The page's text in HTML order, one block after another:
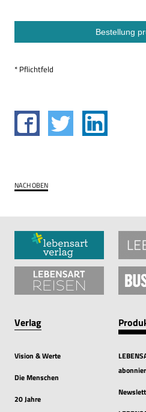
* Pflichtfeld
NACH OBEN
Verlag
Vision & Werte
Die Menschen
20 Jahre